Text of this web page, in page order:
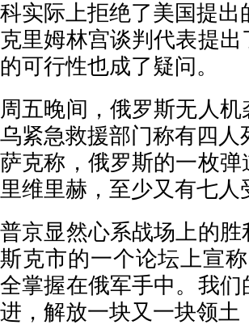
科实际上拒绝了美国提
克里姆林宫谈判代表提
的可行性也成了疑问。
周五晚间，俄罗斯无人
乌紧急救援部门称有四
萨克称，俄罗斯的一枚
里维里赫，至少又有七人
普京显然心系战场上的
斯克市的一个论坛上宣
全掌握在俄军手中。我
进，解放一块又一块领土